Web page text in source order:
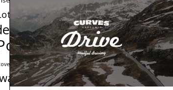
Maserati Mercedes
Benz MG MINI
Range Rover
Saab Simca Toyota Triumph
Volvo